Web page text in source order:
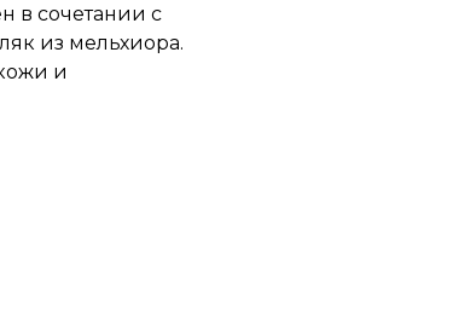
в сочетании с
из мельхиора.
и